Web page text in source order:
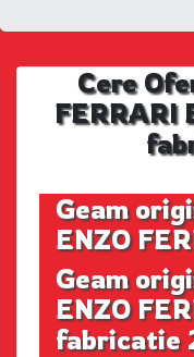
Cere
FERRARI
Geam
ENZO
Geam
ENZO
fabricatie